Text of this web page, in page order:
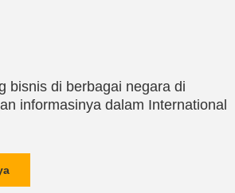
bisnis di berbagai negara di
informasinya dalam International